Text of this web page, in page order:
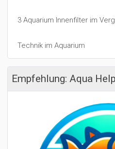
3 Aquarium Innenfilter im
Technik im Aquarium
Empfehlung: Aqua